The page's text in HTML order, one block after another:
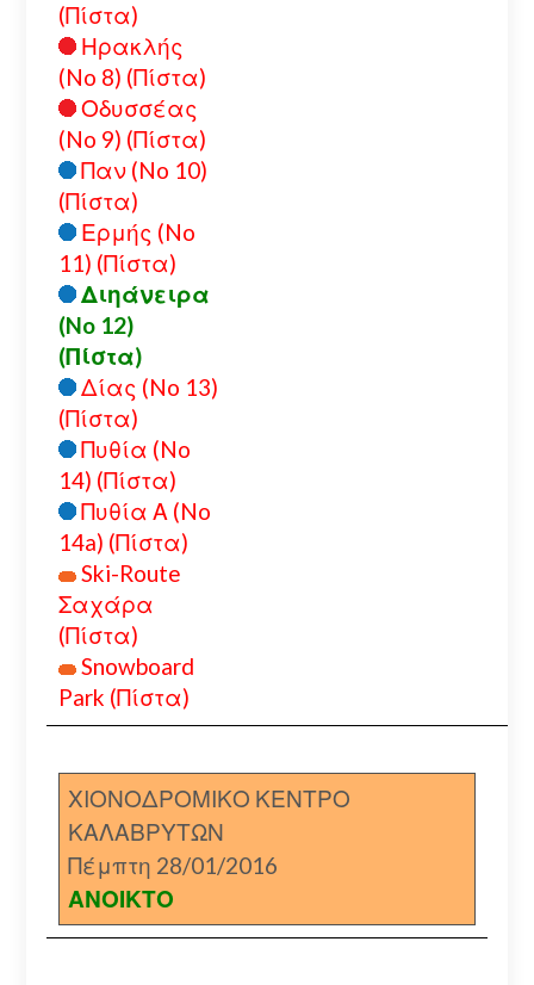
(Πίστα)
Ηρακλής
(No 8) (Πίστα)
Οδυσσέας
(No 9) (Πίστα)
Παν (No 10)
(Πίστα)
Ερμής (No
11) (Πίστα)
Διηάνειρα
(No 12)
(Πίστα)
Δίας (No 13)
(Πίστα)
Πυθία (No
14) (Πίστα)
Πυθία Α (No
14a) (Πίστα)
Ski-Route
Σαχάρα
(Πίστα)
Snowboard
Park (Πίστα)
ΧΙΟΝΟΔΡΟΜΙΚΟ ΚΕΝΤΡΟ
ΚΑΛΑΒΡΥΤΩΝ
Πέμπτη 28/01/2016
ΑΝΟΙΚΤΟ